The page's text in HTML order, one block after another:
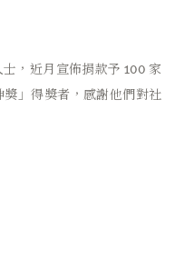
，近月宣佈捐款予 100 家
」得獎者，感謝他們對社